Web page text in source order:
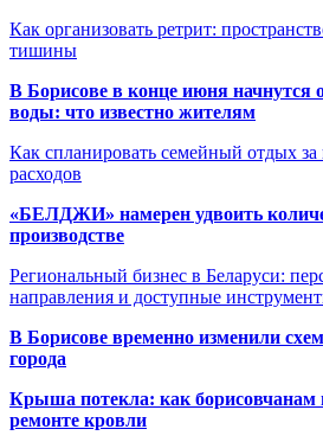
Как организовать ретрит:
тишины
В Борисове в конце июня начнутся
воды: что известно жителям
Как спланировать семейный отдых
расходов
«БЕЛДЖИ» намерен удвоить
производстве
Региональный бизнес в Беларуси:
направления и доступные
В Борисове временно изменили
города
Крыша потекла: как борисовчанам
ремонте кровли